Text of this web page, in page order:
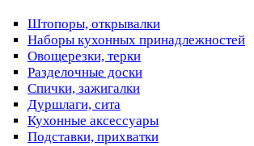
Штопоры, открывалки
Наборы кухонных принадлежностей
Овощерезки, терки
Разделочные доски
Спички, зажигалки
Дуршлаги, сита
Кухонные аксессуары
Подставки, прихватки